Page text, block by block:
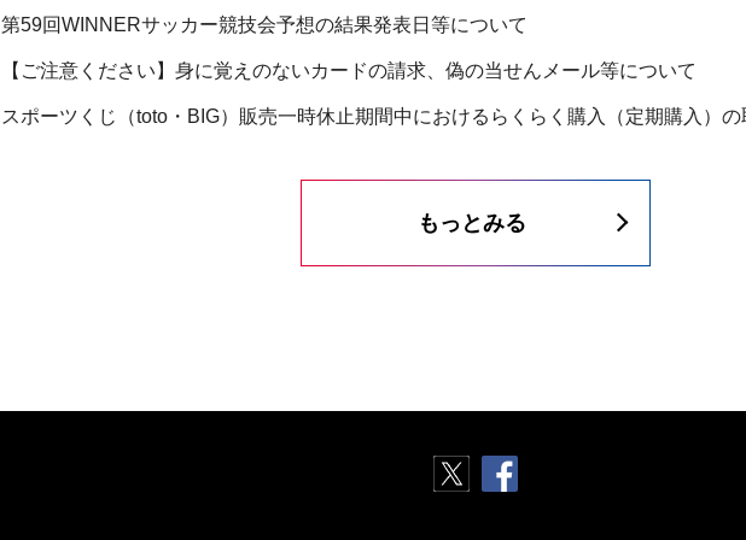
第59回WINNERサッカー競技会予想の結果発表日等について
【ご注意ください】身に覚えのないカードの請求、偽の当せんメール等について
スポーツくじ（toto・BIG）販売一時休止期間中におけるらくらく購入（定期購入）の
もっとみる